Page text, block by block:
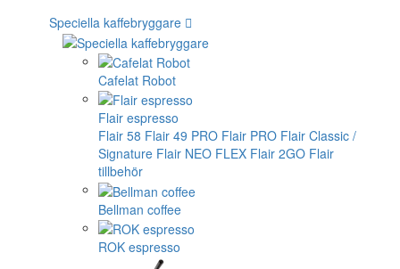
Speciella kaffebryggare
Cafelat Robot
Flair espresso
Flair 58 Flair 49 PRO Flair PRO Flair Classic /
Signature Flair NEO FLEX Flair 2GO Flair
tillbehör
Bellman coffee
ROK espresso